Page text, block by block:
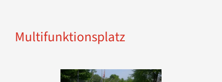
Multifunktionsplatz